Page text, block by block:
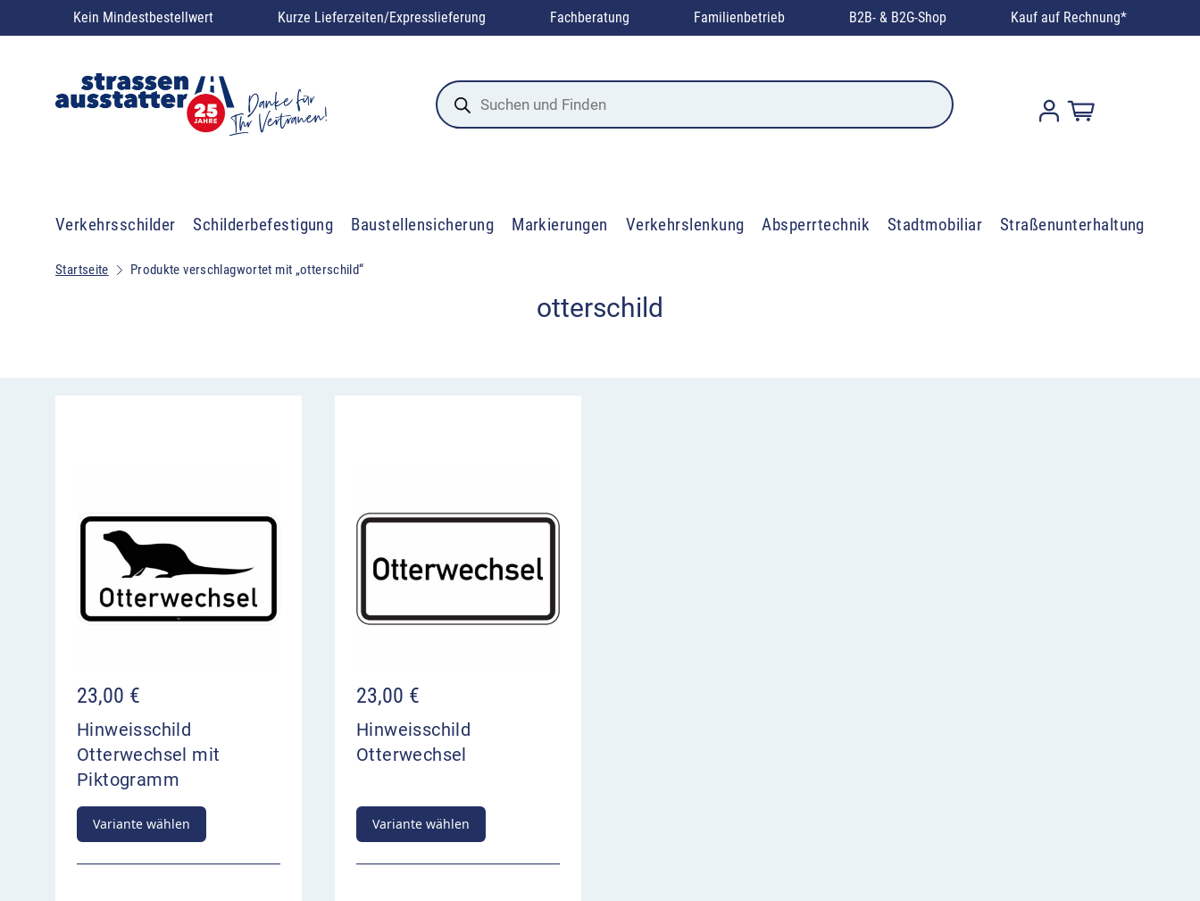
Kein Mindestbestellwert Kurze Lieferzeiten/Expresslieferung Fachberatung Familienbetrieb B2B- & B2G-Shop Kauf auf Rechnung*
Products
search
Verkehrsschilder Schilderbefestigung Baustellensicherung Markierungen Verkehrslenkung Absperrtechnik Stadtmobiliar Straßenunterhaltung
Startseite Produkte verschlagwortet mit „otterschild“
otterschild
23,00 €
Hinweisschild
Otterwechsel mit
Piktogramm
Variante wählen
23,00 €
Hinweisschild
Otterwechsel
Variante wählen